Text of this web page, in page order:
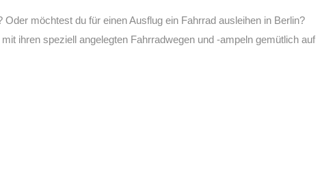
möchtest du für einen Ausflug ein Fahrrad ausleihen in Berlin?
ihren speziell angelegten Fahrradwegen und -ampeln gemütlich auf